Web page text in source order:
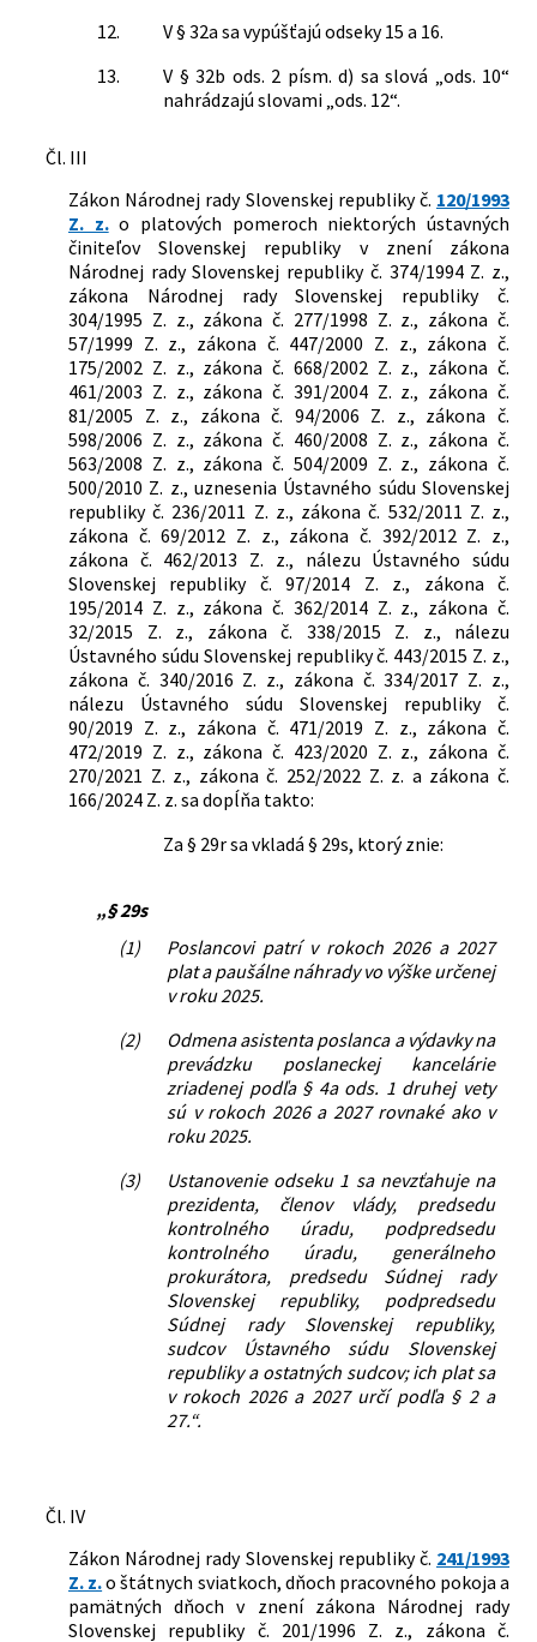
12.
V § 32a sa vypúšťajú odseky 15 a 16.
13.
V § 32b ods. 2 písm. d) sa slová „ods. 10“
nahrádzajú slovami „ods. 12“.
Čl. III
Zákon Národnej rady Slovenskej republiky č. 120/1993
Z. z.o platových pomeroch niektorých ústavných
činiteľov Slovenskej republiky v znení zákona
Národnej rady Slovenskej republiky č. 374/1994 Z. z.,
zákona Národnej rady Slovenskej republiky č.
304/1995 Z. z., zákona č. 277/1998 Z. z., zákona č.
57/1999 Z. z., zákona č. 447/2000 Z. z., zákona č.
175/2002 Z. z., zákona č. 668/2002 Z. z., zákona č.
461/2003 Z. z., zákona č. 391/2004 Z. z., zákona č.
81/2005 Z. z., zákona č. 94/2006 Z. z., zákona č.
598/2006 Z. z., zákona č. 460/2008 Z. z., zákona č.
563/2008 Z. z., zákona č. 504/2009 Z. z., zákona č.
500/2010 Z. z., uznesenia Ústavného súdu Slovenskej
republiky č. 236/2011 Z. z., zákona č. 532/2011 Z. z.,
zákona č. 69/2012 Z. z., zákona č. 392/2012 Z. z.,
zákona č. 462/2013 Z. z., nálezu Ústavného súdu
Slovenskej republiky č. 97/2014 Z. z., zákona č.
195/2014 Z. z., zákona č. 362/2014 Z. z., zákona č.
32/2015 Z. z., zákona č. 338/2015 Z. z., nálezu
Ústavného súdu Slovenskej republiky č. 443/2015 Z. z.,
zákona č. 340/2016 Z. z., zákona č. 334/2017 Z. z.,
nálezu Ústavného súdu Slovenskej republiky č.
90/2019 Z. z., zákona č. 471/2019 Z. z., zákona č.
472/2019 Z. z., zákona č. 423/2020 Z. z., zákona č.
270/2021 Z. z., zákona č. 252/2022 Z. z. a zákona č.
166/2024 Z. z. sa dopĺňa takto:
Za § 29r sa vkladá § 29s, ktorý znie:
„§ 29s
(1)
Poslancovi patrí v rokoch 2026 a 2027
plat a paušálne náhrady vo výške určenej
v roku 2025.
(2)
Odmena asistenta poslanca a výdavky na
prevádzku poslaneckej kancelárie
zriadenej podľa § 4a ods. 1 druhej vety
sú v rokoch 2026 a 2027 rovnaké ako v
roku 2025.
(3)
Ustanovenie odseku 1 sa nevzťahuje na
prezidenta, členov vlády, predsedu
kontrolného úradu, podpredsedu
kontrolného úradu, generálneho
prokurátora, predsedu Súdnej rady
Slovenskej republiky, podpredsedu
Súdnej rady Slovenskej republiky,
sudcov Ústavného súdu Slovenskej
republiky a ostatných sudcov; ich plat sa
v rokoch 2026 a 2027 určí podľa § 2 a
27.“.
Čl. IV
Zákon Národnej rady Slovenskej republiky č. 241/1993
Z. z.o štátnych sviatkoch, dňoch pracovného pokoja a
pamätných dňoch v znení zákona Národnej rady
Slovenskej republiky č. 201/1996 Z. z., zákona č.